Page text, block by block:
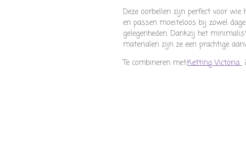
Deze oorbellen zijn perfect voor
en passen moeiteloos bij zowel
gelegenheden. Dankzij het
materialen zijn ze een prachtige
Te combineren met:Ketting Victoria